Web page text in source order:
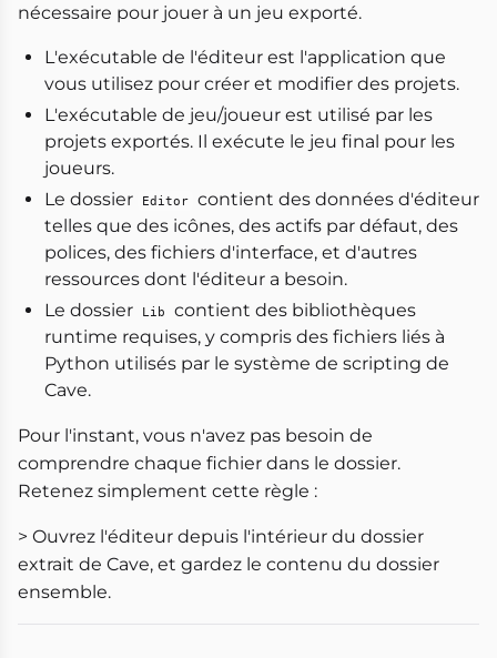
nécessaire pour jouer à un jeu exporté.
L'exécutable de l'éditeur est l'application que
vous utilisez pour créer et modifier des projets.
L'exécutable de jeu/joueur est utilisé par les
projets exportés. Il exécute le jeu final pour les
joueurs.
Le dossier
Editor contient des données d'éditeur
telles que des icônes, des actifs par défaut, des
polices, des fichiers d'interface, et d'autres
ressources dont l'éditeur a besoin.
Le dossier
Lib
contient des bibliothèques
runtime requises, y compris des fichiers liés à
Python utilisés par le système de scripting de
Cave.
Pour l'instant, vous n'avez pas besoin de
comprendre chaque fichier dans le dossier.
Retenez simplement cette règle :
> Ouvrez l'éditeur depuis l'intérieur du dossier
extrait de Cave, et gardez le contenu du dossier
ensemble.